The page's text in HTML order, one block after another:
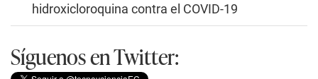
hidroxicloroquina contra el COVID-19
Síguenos en Twitter: